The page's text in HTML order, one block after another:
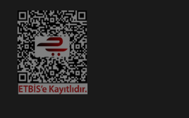
İş Sağlığı ve Güvenliği - II. İş
V. Oturum
360 TL